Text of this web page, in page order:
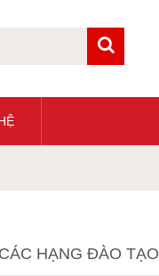
CÁC HẠNG ĐÀO TẠO